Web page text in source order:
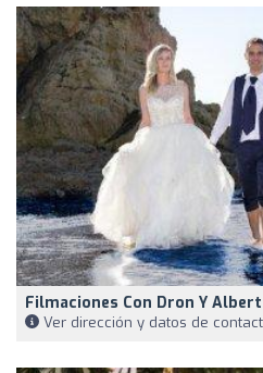
Filmaciones Con Dron Y
Ver dirección y datos de